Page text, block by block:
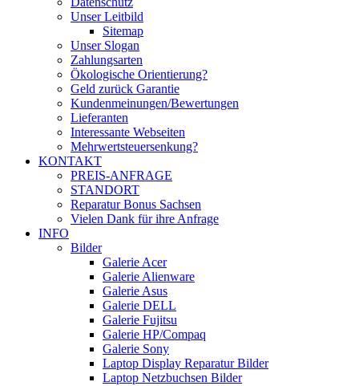
Unser Leitbild
Sitemap
Unser Slogan
Zahlungsarten
Ökologische Orientierung?
Geld zurück Garantie
Kundenmeinungen/Bewertungen
Lieferanten
Interessante Webseiten
Mehrwertsteuersenkung?
KONTAKT
PREIS-ANFRAGE
STANDORT
Reparatur Bonus Sachsen
Vielen Dank für ihre Anfrage
INFO
Bilder
Galerie Acer
Galerie Alienware
Galerie Asus
Galerie DELL
Galerie Fujitsu
Galerie HP/Compaq
Galerie Sony
Laptop Display Reparatur Bilder
Laptop Netzbuchsen Bilder